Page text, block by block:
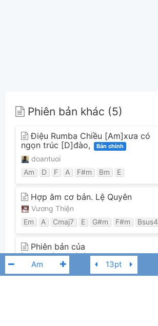
Phiên bản khác (5)
Điệu Rumba Chiều [Am]xưa có
ngọn trúc [D]đào,
Bản chính
doantuoi
Am D F A F#m Bm E
Hợp âm cơ bản. Lệ Quyên
Vương Thiện
Em A Cmaj7 E G#m F#m Bsus4
Phiên bản của
hopamchuanphdvu
hopamchuanphdvu